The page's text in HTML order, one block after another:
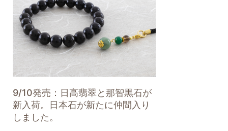
9/10発売：日高翡翠と那智黒石が
新入荷。日本石が新たに仲間入り
しました。